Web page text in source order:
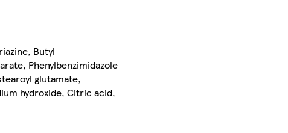
Butyl
Phenylbenzimidazole
glutamate,
hydroxide, Citric acid,